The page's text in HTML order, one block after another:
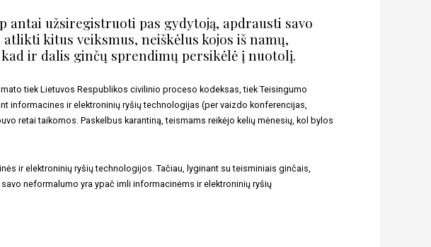
antai užsiregistruoti pas gydytoją, apdrausti savo
kitus veiksmus, neiškėlus kojos iš namų,
ir dalis ginčų sprendimų persikėlė į nuotolį.
tiek Lietuvos Respublikos civilinio proceso kodeksas, tiek Teisingumo
informacines ir elektroninių ryšių technologijas (per vaizdo konferencijas,
retai taikomos. Paskelbus karantiną, teismams reikėjo kelių mėnesių, kol bylos
ir elektroninių ryšių technologijos. Tačiau, lyginant su teisminiais ginčais,
neformalumo yra ypač imli informacinėms ir elektroninių ryšių